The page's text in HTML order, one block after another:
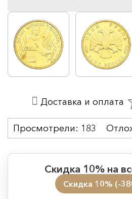
Скидка 10% на
Скидка 10% (-
Просмотрели: 183
Доставка и оплата